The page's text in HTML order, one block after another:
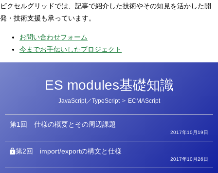
ピクセルグリッドでは、記事で紹介した技術やその知見を活かした開
発・技術支援も承っています。
お問い合わせフォーム
今までお手伝いしたプロジェクト
ES modules基礎知識
カ
ゴ
リ
ー
JavaScript／TypeScript > ECMAScript
第1回 仕様の概要とその周辺課題
2017年10月19日
第2回 import/exportの構文と仕様
2017年10月26日